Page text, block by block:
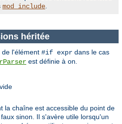
mod_include
héritée
de l'élément #if expr dans le cas
est définie à on
la chaîne est accessible du point de
sinon. Il s'avère utile lorsqu'un